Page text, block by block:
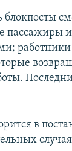
блокпосты
пассажиры
работники
в